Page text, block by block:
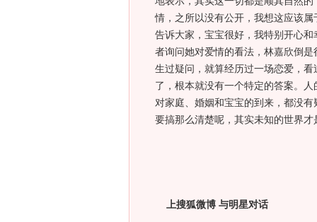
情，之所以没有公开，我想这应该
告诉大家，宝宝很好，我特别开心
者询问她对爱情的看法，林嘉欣倒
生过疑问，就算经历过一场恋爱，
了，根本就没有一个特定的答案。
对家庭、婚姻和宝宝的到来，都没
要搞那么清楚呢，其实未知的世界才
上搜狐微博 与明星对话